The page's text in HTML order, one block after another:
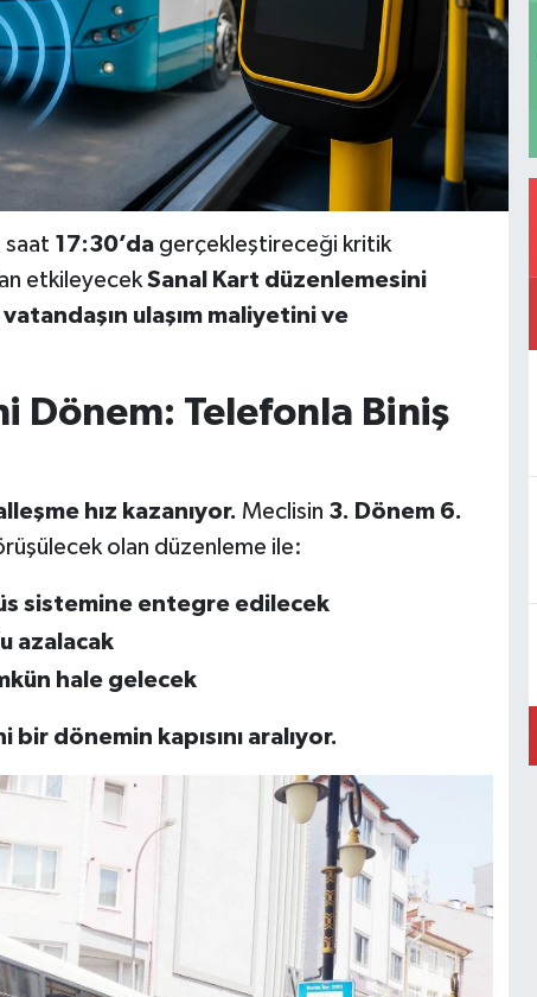
saat 17:30’dagerçekleştireceği kritik
etkileyecek Sanal Kart düzenlemesini
ulaşım maliyetini ve
Dönem: Telefonla Biniş
hız kazanıyor. Meclisin 3. Dönem 6.
olan düzenleme ile:
sistemine entegre edilecek
azalacak
hale gelecek
bir dönemin kapısını aralıyor.